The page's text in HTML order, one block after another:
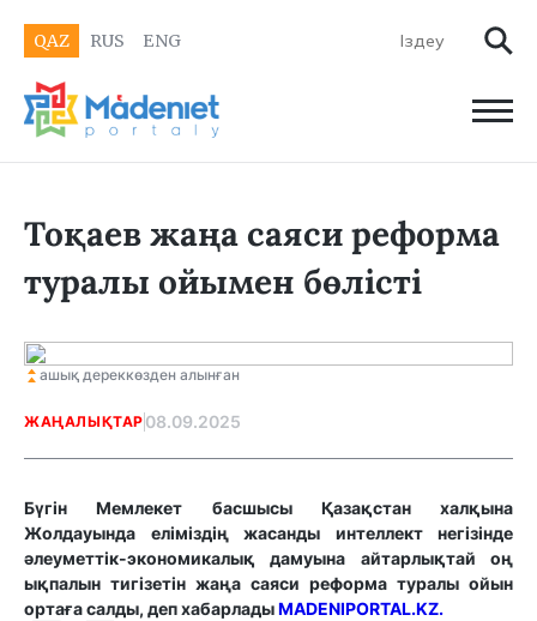
QAZ RUS ENG
Тоқаев жаңа саяси реформа
туралы ойымен бөлісті
ашық дереккөзден алынған
ЖАҢАЛЫҚТАР 08.09.2025
Бүгін Мемлекет басшысы Қазақстан халқына
Жолдауында еліміздің жасанды интеллект негізінде
әлеуметтік-экономикалық дамуына айтарлықтай оң
ықпалын тигізетін жаңа саяси реформа туралы ойын
ортаға салды, деп хабарладыMADENIPORTAL.KZ.